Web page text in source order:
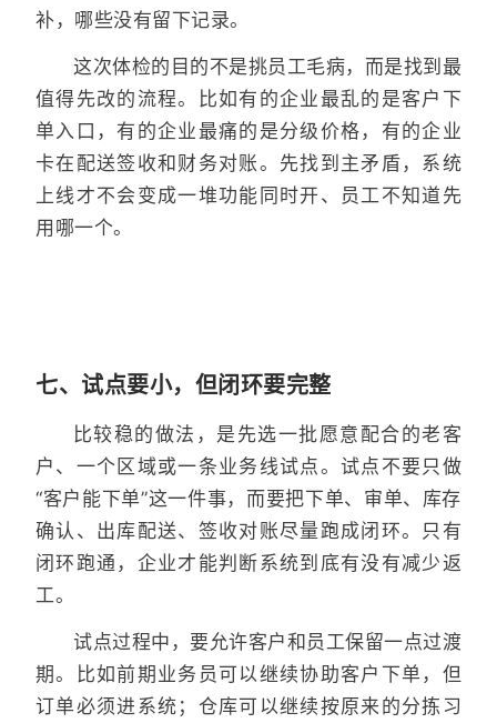
补，哪些没有留下记录。
这次体检的目的不是挑员工毛病，而是找到最
值得先改的流程。比如有的企业最乱的是客户下
单入口，有的企业最痛的是分级价格，有的企业
卡在配送签收和财务对账。先找到主矛盾，系统
上线才不会变成一堆功能同时开、员工不知道先
用哪一个。
七、试点要小，但闭环要完整
比较稳的做法，是先选一批愿意配合的老客
户、一个区域或一条业务线试点。试点不要只做
“客户能下单”这一件事，而要把下单、审单、库存
确认、出库配送、签收对账尽量跑成闭环。只有
闭环跑通，企业才能判断系统到底有没有减少返
工。
试点过程中，要允许客户和员工保留一点过渡
期。比如前期业务员可以继续协助客户下单，但
订单必须进系统；仓库可以继续按原来的分拣习